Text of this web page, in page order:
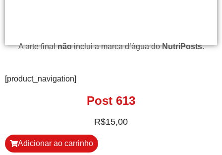
A arte finalnãoinclui a marca d’água doNutriPosts.
[product_navigation]
Post 613
R$15,00
Adicionar ao carrinho